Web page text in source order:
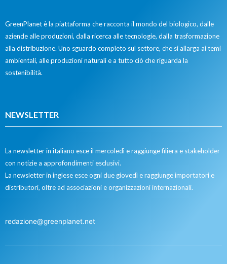
GreenPlanet è la piattaforma che racconta il mondo del biologico, dalle
aziende alle produzioni, dalla ricerca alle tecnologie, dalla trasformazione
alla distribuzione. Uno sguardo completo sul settore, che si allarga ai temi
ambientali, alle produzioni naturali e a tutto ciò che riguarda la
sostenibilità.
NEWSLETTER
La newsletter in italiano esce il mercoledì e raggiunge filiera e stakeholder
con notizie a approfondimenti esclusivi.
La newsletter in inglese esce ogni due giovedì e raggiunge importatori e
distributori, oltre ad associazioni e organizzazioni internazionali.
redazione@greenplanet.net